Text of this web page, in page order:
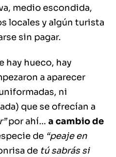
medio escondida,
locales y algún turista
sin pagar.
hay hueco, hay
a aparecer
ni
que se ofrecían a
por ahí… a cambio de
de “peaje en
de tú sabrás si